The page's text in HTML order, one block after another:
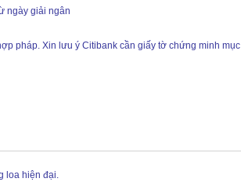
ngày giải ngân
pháp. Xin lưu ý Citibank cần giấy tờ chứng minh
loa hiện đại.